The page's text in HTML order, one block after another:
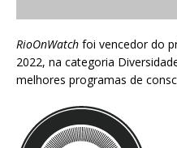
RioOnWatch foi vencedor do
2022, na categoria
melhores programas de